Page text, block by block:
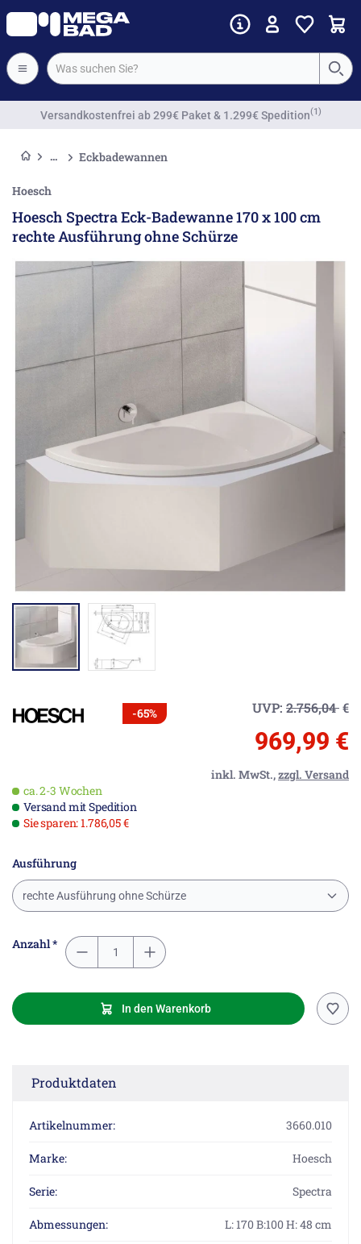
Vorkassenrabatt
Eckbadewannen
Hoesch
Hoesch Spectra Eck-Badewanne 170 x 100 cm
rechte Ausführung ohne Schürze
-65% UVP: 2.756,04€
969,99 €
inkl. MwSt.,zzgl. Versand
ca. 2-3 Wochen
Versand mit Spedition
Sie sparen: 1.786,05 €
Ausführung
rechte Ausführung ohne Schürze
Anzahl *
In den Warenkorb
Produktdaten
Artikelnummer: 3660.010
Marke: Hoesch
Serie: Spectra
Abmessungen: L: 170 B:100 H: 48 cm